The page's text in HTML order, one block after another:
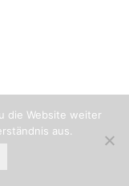
die Website weiter
aus.